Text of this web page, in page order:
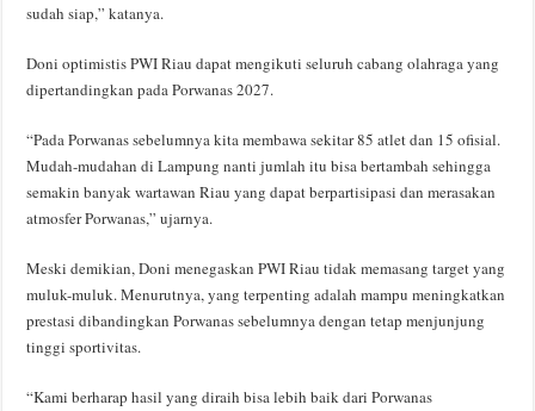
sudah siap,” katanya.
Doni optimistis PWI Riau dapat mengikuti seluruh cabang olahraga yang
dipertandingkan pada Porwanas 2027.
“Pada Porwanas sebelumnya kita membawa sekitar 85 atlet dan 15 ofisial.
Mudah-mudahan di Lampung nanti jumlah itu bisa bertambah sehingga
semakin banyak wartawan Riau yang dapat berpartisipasi dan merasakan
atmosfer Porwanas,” ujarnya.
Meski demikian, Doni menegaskan PWI Riau tidak memasang target yang
muluk-muluk. Menurutnya, yang terpenting adalah mampu meningkatkan
prestasi dibandingkan Porwanas sebelumnya dengan tetap menjunjung
tinggi sportivitas.
“Kami berharap hasil yang diraih bisa lebih baik dari Porwanas